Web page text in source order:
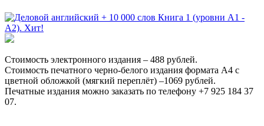
Стоимость электронного издания – 488 рублей.
Стоимость печатного черно-белого издания формата А4 с
цветной обложкой (мягкий переплёт) –1069 рублей.
Печатные издания можно заказать по телефону +7 925 184 37
07.